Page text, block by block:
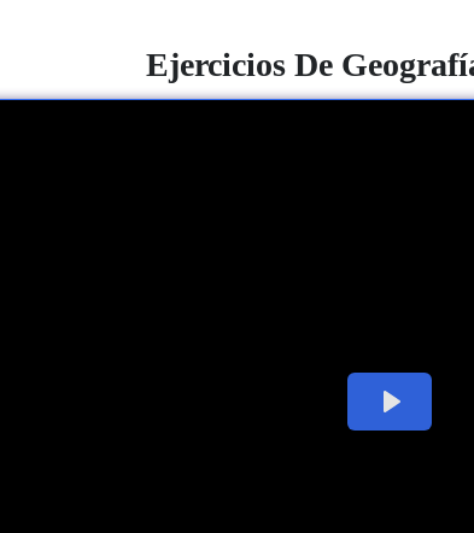
EjerciciosDe